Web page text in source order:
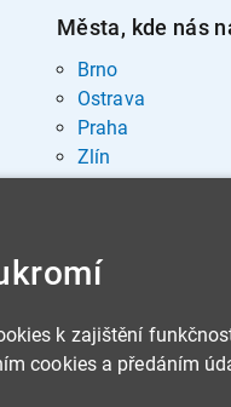
Města, kde nás
Brno
Ostrava
Praha
Zlín
k zajištění
cookies a předáním